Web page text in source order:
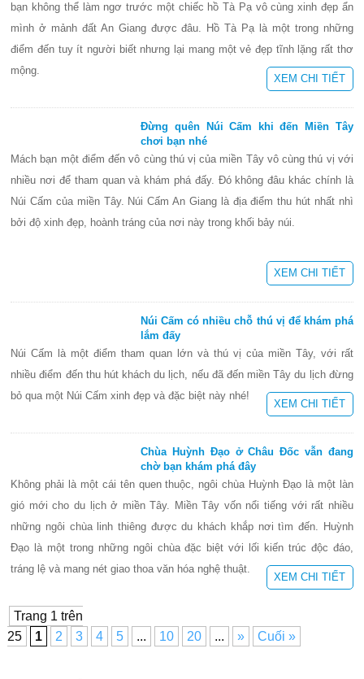
bạn không thể làm ngơ trước một chiếc hồ Tà Pạ vô cùng xinh đẹp ẩn
mình ở mảnh đất An Giang được đâu. Hồ Tà Pạ là một trong những
điểm đến tuy ít người biết nhưng lại mang một vẻ đẹp tĩnh lặng rất thơ
mộng.
XEM CHI TIẾT
Đừng quên Núi Cấm khi đến Miền Tây
chơi bạn nhé
Mách bạn một điểm đến vô cùng thú vị của miền Tây vô cùng thú vị với
nhiều nơi để tham quan và khám phá đấy. Đó không đâu khác chính là
Núi Cấm của miền Tây. Núi Cấm An Giang là địa điểm thu hút nhất nhì
bởi độ xinh đẹp, hoành tráng của nơi này trong khối bảy núi.
XEM CHI TIẾT
Núi Cấm có nhiều chỗ thú vị để khám phá
lắm đấy
Núi Cấm là một điểm tham quan lớn và thú vị của miền Tây, với rất
nhiều điểm đến thu hút khách du lịch, nếu đã đến miền Tây du lịch đừng
bỏ qua một Núi Cấm xinh đẹp và đặc biệt này nhé!
XEM CHI TIẾT
Chùa Huỳnh Đạo ở Châu Đốc vẫn đang
chờ bạn khám phá đây
Không phải là một cái tên quen thuộc, ngôi chùa Huỳnh Đạo là một làn
gió mới cho du lịch ở miền Tây. Miền Tây vốn nổi tiếng với rất nhiều
những ngôi chùa linh thiêng được du khách khắp nơi tìm đến. Huỳnh
Đạo là một trong những ngôi chùa đặc biệt với lối kiến trúc độc đáo,
tráng lệ và mang nét giao thoa văn hóa nghệ thuật.
XEM CHI TIẾT
Trang 1 trên
25
1 2 3 4 5 ... 10 20 ... » Cuối »